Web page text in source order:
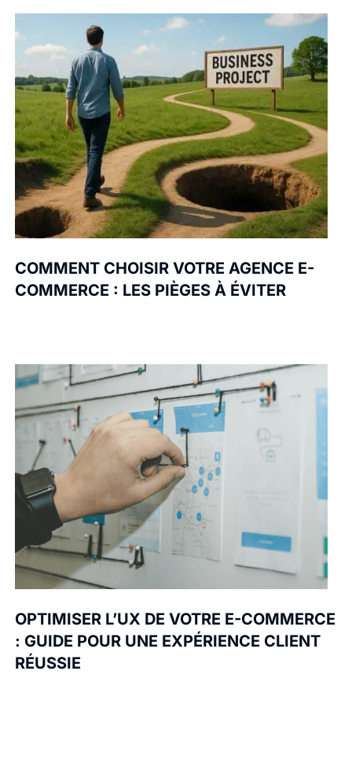
COMMENT CHOISIR VOTRE AGENCE E-
COMMERCE : LES PIÈGES À ÉVITER
OPTIMISER L’UX DE VOTRE E-COMMERCE
: GUIDE POUR UNE EXPÉRIENCE CLIENT
RÉUSSIE